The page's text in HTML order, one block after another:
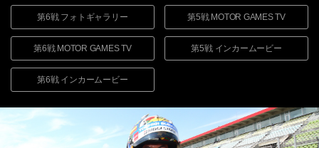
第6戦 フォトギャラリー 第5戦 MOTOR GAMES TV
第6戦 MOTOR GAMES TV 第5戦 インカームービー
第6戦 インカームービー